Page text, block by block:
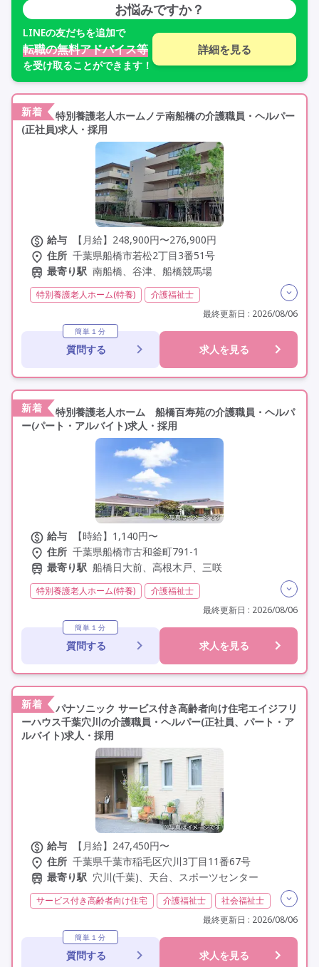
お悩みですか？
LINEの友だちを追加で
転職の無料アドバイス等
を受け取ることができます！
詳細を見る
新着
特別養護老人ホームノテ南船橋の介護職員・ヘルパー
(正社員)求人・採用
給与
【月給】248,900円〜276,900円
住所 千葉県船橋市若松2丁目3番51号
最寄り駅 南船橋、谷津、船橋競馬場
特別養護老人ホーム(特養)
介護福祉士
初任者研修(ヘルパー2級)
残業月20時間以内 常勤
オープン3年以内
社会保険完備
交通費支給
年間休日120日以上
学歴不問
定年60歳以上
定年65歳以上
駅近
最終更新日 : 2026/08/06
簡単１分
質問する 求人を見る
新着
特別養護老人ホーム 船橋百寿苑の介護職員・ヘルパ
ー(パート・アルバイト)求人・採用
給与
【時給】1,140円〜
住所 千葉県船橋市古和釜町791-1
最寄り駅 船橋日大前、高根木戸、三咲
特別養護老人ホーム(特養)
介護福祉士
初任者研修(ヘルパー2級)
学歴不問 定年60歳以上
定年65歳以上
車通勤可
最終更新日 : 2026/08/06
簡単１分
質問する 求人を見る
新着
パナソニック サービス付き高齢者向け住宅エイジフリ
ーハウス千葉穴川の介護職員・ヘルパー(正社員、パート・ア
ルバイト)求人・採用
給与
【月給】247,450円〜
住所 千葉県千葉市稲毛区穴川3丁目11番67号
最寄り駅 穴川(千葉)、天台、スポーツセンター
サービス付き高齢者向け住宅 介護福祉士
社会福祉士
非常勤
社会保険完備
交通費支給
年間休日110日以上
学歴不問
定年60歳以上 定年65歳以上 車通勤可
最終更新日 : 2026/08/06
簡単１分
質問する 求人を見る